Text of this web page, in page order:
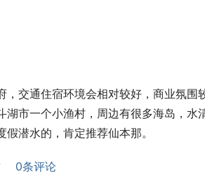
，交通住宿环境会相对较好，商业氛围
湖市一个小渔村，周边有很多海岛，
潜水的，肯定推荐仙本那。
0条评论